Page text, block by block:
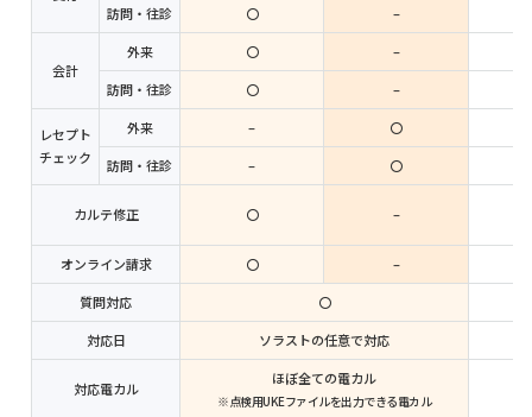
訪問・往診
〇 –
会計
外来 〇
–
訪問・往診
〇 –
レセプト
チェック
外来 –
〇
訪問・往診
– 〇
カルテ修正 〇 –
オンライン請求 〇
–
質問対応
〇
対応日
ソラストの任意で対応
対応電カル
ほぼ全ての電カル
※点検用UKEファイルを出力できる電カル